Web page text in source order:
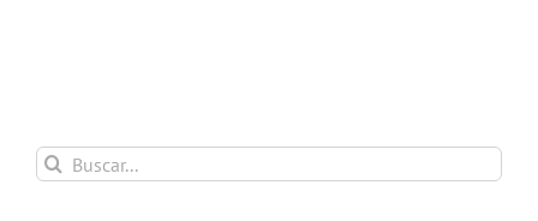
Buscar: